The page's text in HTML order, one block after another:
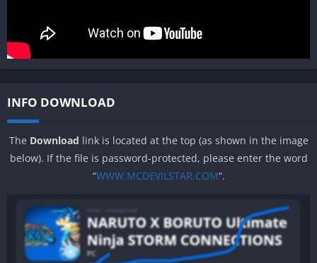
INFO DOWNLOAD
The Download link is located at the top (as shown in the image
below). If the file is password-protected, please enter the word
“WWW.MCDEVILSTAR.COM“.